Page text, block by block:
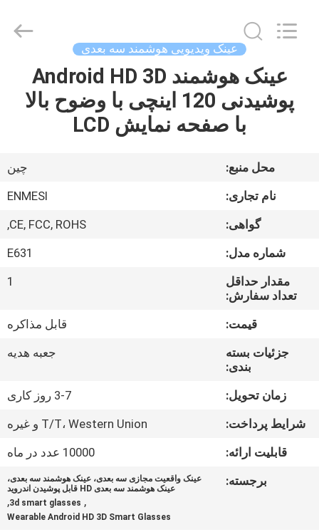
صفحه
اصلی
درباره
کارخانه
کیفیت
اخبار
موارد
درخواست
Technology
عینک ویدیویی هوشمند سه بعدی
عینک هوشمند Android HD 3D
پوشیدنی 120 اینچی با وضوح بالا
با صفحه نمایش LCD
محل منبع:
چین
نام تجاری:
ENMESI
گواهی:
CE, FCC, ROHS,
شماره مدل:
E631
مقدار حداقل
تعداد سفارش:
1
قیمت:
قابل مذاکره
جزئیات بسته
بندی:
جعبه هدیه
زمان تحویل:
3-7 روز کاری
شرایط پرداخت:
T/T، Western Union و غیره
قابلیت ارائه:
10000 عدد در ماه
برجسته:
عینک واقعیت مجازی سه بعدی، عینک هوشمند سه بعدی،
عینک هوشمند سه بعدی HD قابل پوشیدن اندروید
,
3d smart glasses
,
Wearable Android HD 3D Smart Glasses